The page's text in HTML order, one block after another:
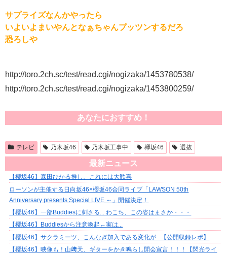
サプライズなんかやったら
いよいよまいやんとなぁちゃんプッツンするだろ
恐ろしや
http://toro.2ch.sc/test/read.cgi/nogizaka/1453780538/
http://toro.2ch.sc/test/read.cgi/nogizaka/1453800259/
あなたにおすすめ！
テレビ 乃木坂46 乃木坂工事中 欅坂46 選抜
最新ニュース
【櫻坂46】森田ひかる推し、これには大歓喜
ローソンが主催する日向坂46×櫻坂46合同ライブ「LAWSON 50th
Anniversary presents Special LIVE ～」開催決定！
【櫻坂46】一部Buddiesに刺さる... わこち、この姿はまさか・・・
【櫻坂46】Buddiesから注意喚起←実は...
【櫻坂46】サクラミーツ、こんなぎ加入である変化が...【公開収録レポ】
【櫻坂46】映像も！山﨑天、ギターをかき鳴らし開会宣言！！！【閃光ライ